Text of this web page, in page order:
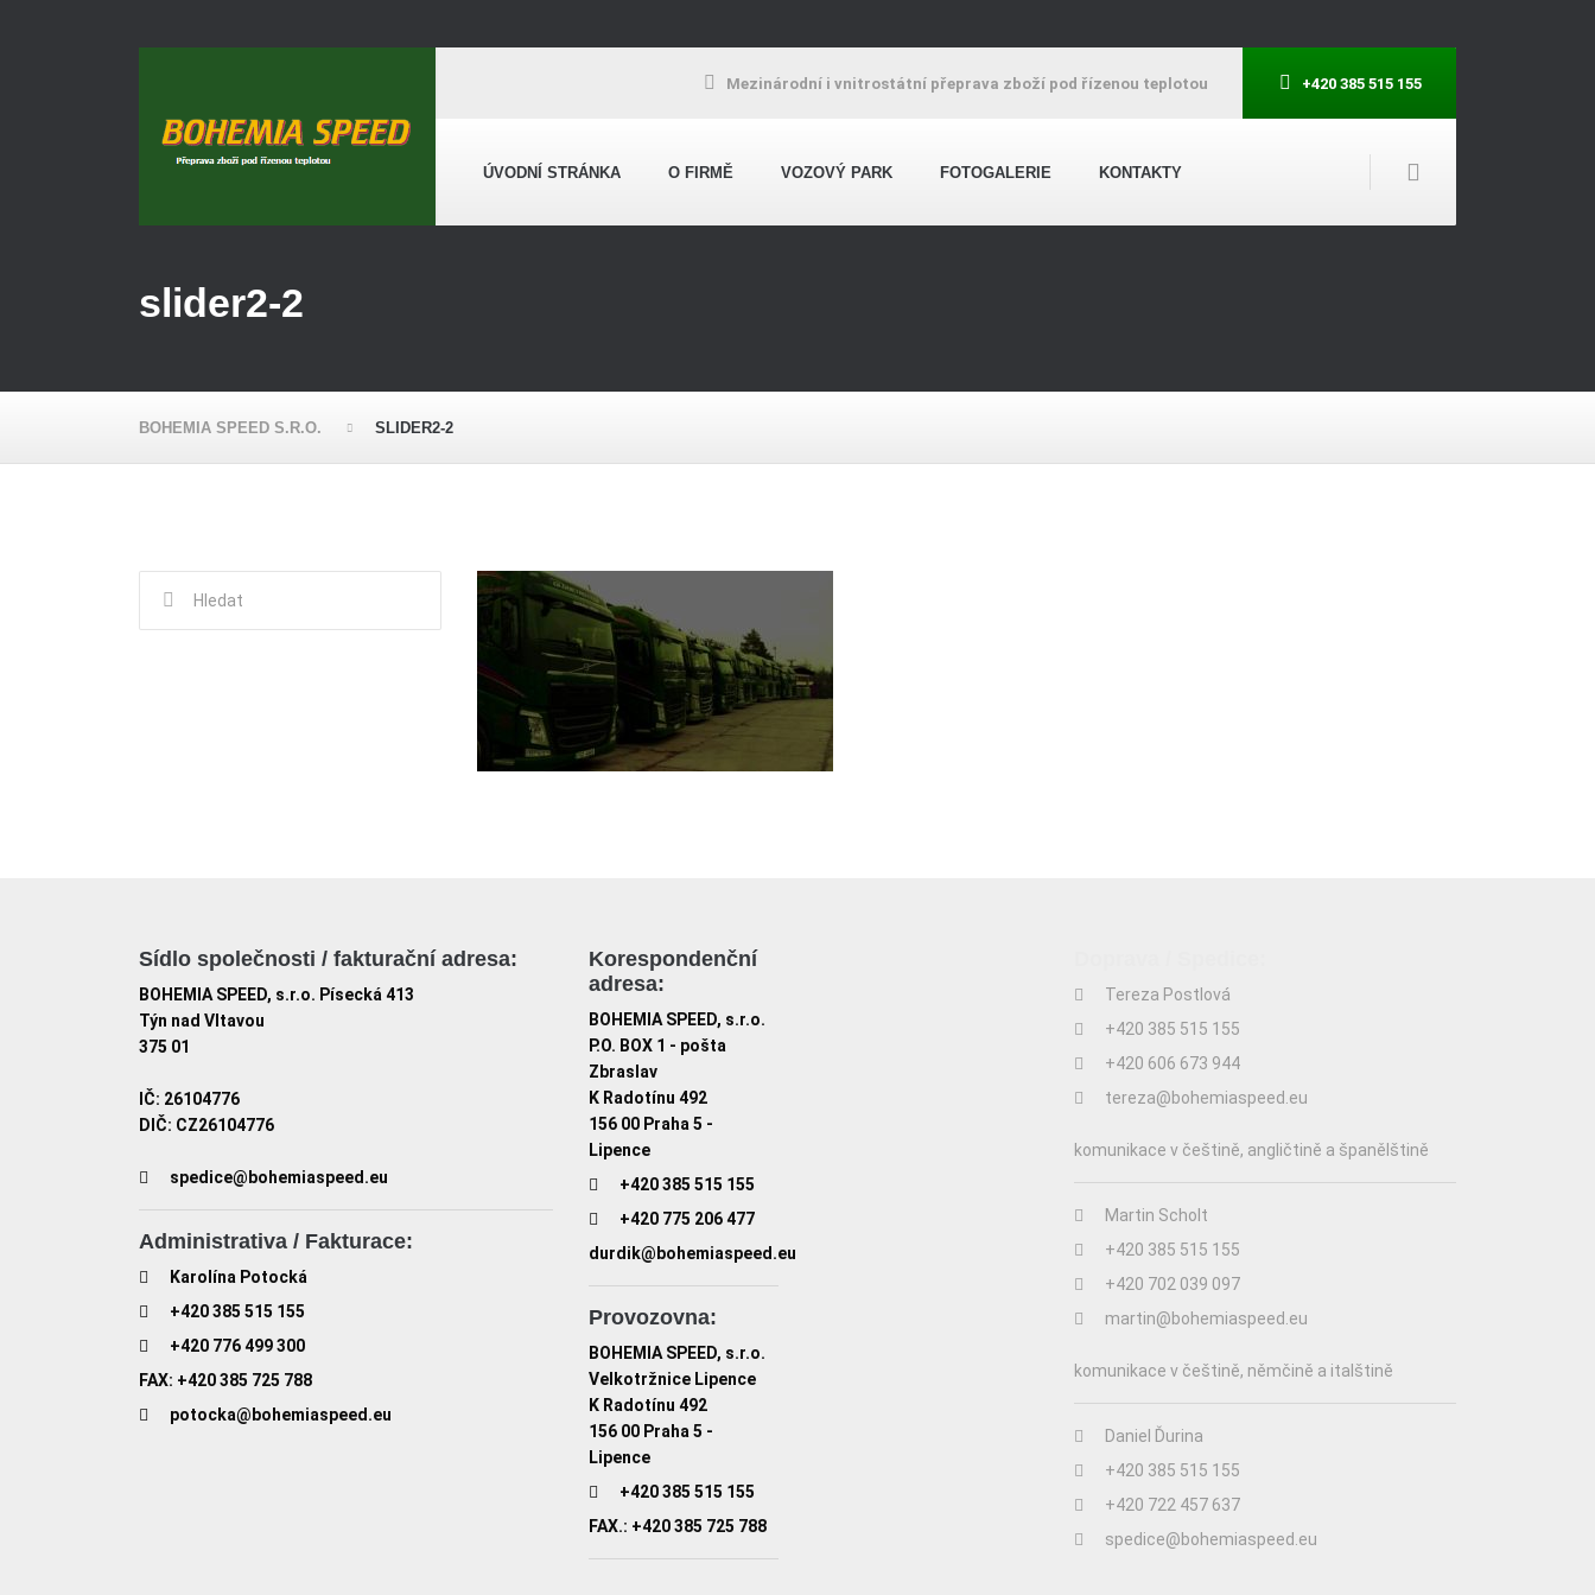
ÚVODNÍ STRÁNKA O FIRMĚ VOZOVÝ PARK FOTOGALERIE KONTAKTY
Mezinárodní i vnitrostátní přeprava zboží pod řízenou teplotou +420 385 515 155
slider2-2
BOHEMIA SPEED S.R.O. SLIDER2-2
Tereza Postlová
+420 385 515 155
+420 606 673 944
tereza@bohemiaspeed.eu
komunikace v češtině, angličtině a španělštině
Martin Scholt
+420 385 515 155
+420 702 039 097
martin@bohemiaspeed.eu
komunikace v češtině, němčině a italštině
Daniel Ďurina
+420 385 515 155
+420 722 457 637
spedice@bohemiaspeed.eu
Sídlo společnosti / fakturační adresa:
BOHEMIA SPEED, s.r.o. Písecká 413
Týn nad Vltavou
375 01
IČ: 26104776
DIČ: CZ26104776
spedice@bohemiaspeed.eu
Administrativa / Fakturace:
Karolína Potocká
+420 385 515 155
+420 776 499 300
FAX: +420 385 725 788
potocka@bohemiaspeed.eu
Korespondenční
adresa:
BOHEMIA SPEED, s.r.o.
P.O. BOX 1 - pošta
Zbraslav
K Radotínu 492
156 00 Praha 5 -
Lipence
+420 385 515 155
+420 775 206 477
durdik@bohemiaspeed.eu
Provozovna:
BOHEMIA SPEED, s.r.o.
Velkotržnice Lipence
K Radotínu 492
156 00 Praha 5 -
Lipence
+420 385 515 155
FAX.: +420 385 725 788